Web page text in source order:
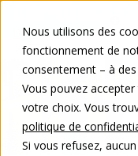
Nous utilisons des
fonctionnement de
consentement – à
Vous pouvez
votre choix. Vous
politique de
Si vous refusez,
DEFR
Open menu